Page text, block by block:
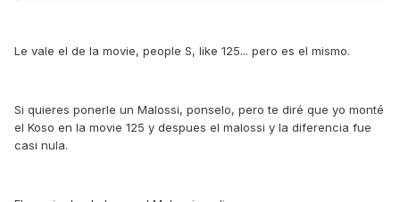
Le vale el de la movie, people S, like 125... pero es el mismo.
Si quieres ponerle un Malossi, ponselo, pero te diré que yo monté
el Koso en la movie 125 y despues el malossi y la diferencia fue
casi nula.